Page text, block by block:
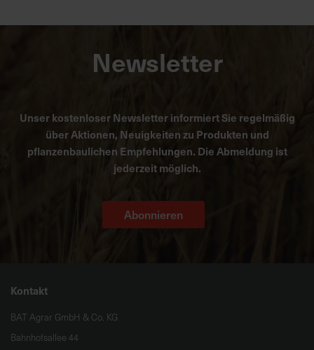
Newsletter
Unser kostenloser Newsletter informiert Sie regelmäßig
über Aktionen, Neuigkeiten zu Produkten und
pflanzenbaulichen Empfehlungen. Die Abmeldung ist
jederzeit möglich.
Abonnieren
Kontakt
BAT Agrar GmbH & Co. KG
Bahnhofsallee 44